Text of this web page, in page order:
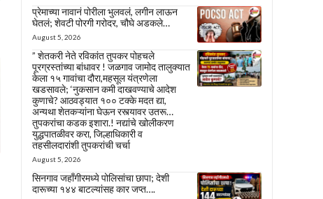
प्रेमाच्या नावानं पोरीला भुलवलं, लगीन लाऊन
घेतलं; शेवटी पोरगी गरोदर, चौघे अडकले…
August 5, 2026
” शेतकरी नेते रविकांत तुपकर पोहचले
पूरग्रस्तांच्या बांधावर ! जळगाव जामोद तालुक्यात
केला १५ गावांचा दौरा,महसूल यंत्रणेला
खडसावले; ‘नुकसान कमी दाखवण्याचे आदेश
कुणाचे? आठवड्यात १०० टक्के मदत द्या,
अन्यथा शेतकऱ्यांना घेऊन रस्त्यावर उतरू…
तुपकरांचा कडक इशारा.! नद्यांचे खोलीकरण
युद्धपातळीवर करा, जिल्हाधिकारी व
तहसीलदारांशी तुपकरांची चर्चा
August 5, 2026
सिनगाव जहाँगीरमध्ये पोलिसांचा छापा; देशी
दारूच्या १४४ बाटल्यांसह कार जप्त….